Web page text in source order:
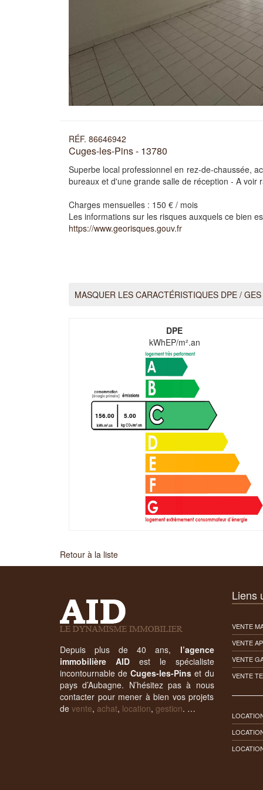
RÉF. 86646942
Cuges-les-Pins - 13780
Superbe local professionnel en rez-de-chaussée,
bureaux et d'une grande salle de réception - A voir
Charges mensuelles : 150 € / mois
Les informations sur les risques auxquels ce bien
https://www.georisques.gouv.fr
MASQUER LES CARACTÉRISTIQUES DPE / GES
DPE
kWhEP/m².an
156.00 5.00
Retour à la liste
Depuis plus de 40 ans, l’agence
immobilière AIDest le spécialiste
incontournable deCuges-les-Pins et du
pays d’Aubagne. N’hésitez pas à nous
contacter pour mener à bien vos projets
de vente, achat, location, gestion. …
Liens
VENTE
VENTE
VENTE
VENTE